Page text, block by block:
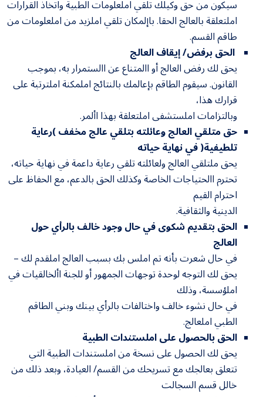
سيكون من حق وكيلك تلقي املعلومات الطبية واتخاذ القرارات
املتعلقة بالعالج الحقا. باإلمكان تلقي املزيد من املعلومات من
طاقم القسم.
الحق برفض/ إيقاف العالج
يحق لك رفض العالج أو االمتناع عن االستمرار به، بموجب
القانون. سيقوم الطاقم بإعالمك بالنتائج املمكنة املترتبة على
قرارك هذا،
وبالتزامات املستشفى املتعلقة بهذا األمر.
حق متلقي العالج وعائلته بتلقي عالج مخفف )رعاية
تلطيفية( في نهاية حياته
يحق ملتلقي العالج ولعائلته تلقي رعاية داعمة في نهاية حياته،
تحترم االحتياجات الخاصة وكذلك الحق بالدعم، مع الحفاظ على
احترام القيم
الدينية والثقافية.
الحق بتقديم شكوى في حال وجود خالف بالرأي حول
العالج
في حال شعرت بأنه تم املس بك بسبب العالج املقدم لك –
يحق لك التوجه لوحدة توجهات الجمهور أو للجنة األخالقيات في
املؤسسة، وذلك
في حال نشوء خالف واختالفات بالرأي بينك وبني الطاقم
الطبي املعالج.
الحق بالحصول على املستندات الطبية
يحق لك الحصول على نسخة من املستندات الطبية التي
تتعلق بعالجك مع تسريحك من القسم/ العيادة، وبعد ذلك من
خالل قسم السجالت